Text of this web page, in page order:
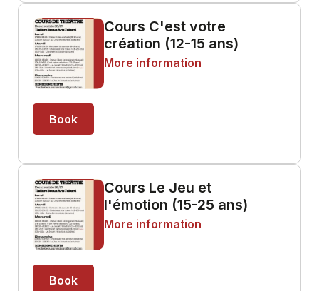
Cours C'est votre
création (12-15 ans)
More information
Book
Cours Le Jeu et
l'émotion (15-25 ans)
More information
Book